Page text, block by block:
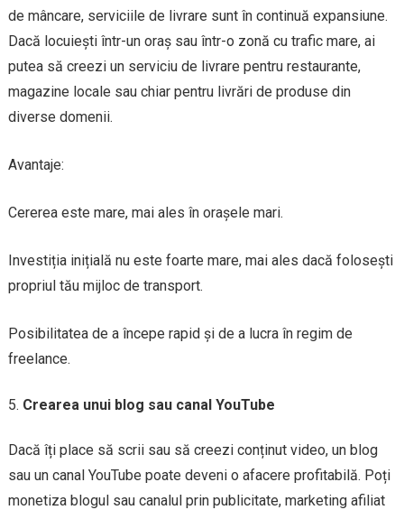
de mâncare, serviciile de livrare sunt în continuă expansiune.
Dacă locuiești într-un oraș sau într-o zonă cu trafic mare, ai
putea să creezi un serviciu de livrare pentru restaurante,
magazine locale sau chiar pentru livrări de produse din
diverse domenii.
Avantaje:
Cererea este mare, mai ales în orașele mari.
Investiția inițială nu este foarte mare, mai ales dacă folosești
propriul tău mijloc de transport.
Posibilitatea de a începe rapid și de a lucra în regim de
freelance.
Crearea unui blog sau canal YouTube
Dacă îți place să scrii sau să creezi conținut video, un blog
sau un canal YouTube poate deveni o afacere profitabilă. Poți
monetiza blogul sau canalul prin publicitate, marketing afiliat